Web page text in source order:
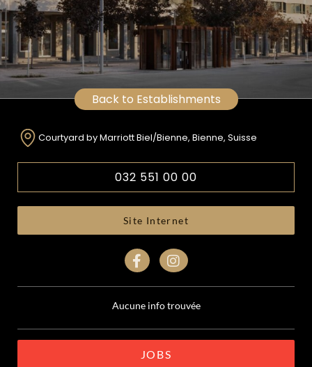
Back to Establishments
Courtyard by Marriott Biel/Bienne, Bienne, Suisse
032 551 00 00
Site Internet
Aucune info trouvée
JOBS